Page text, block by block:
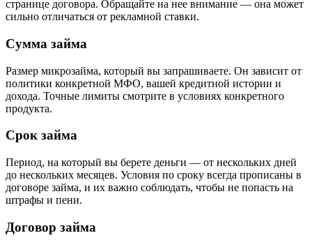
странице договора. Обращайте на нее внимание — она может
сильно отличаться от рекламной ставки.
Сумма займа
Размер микрозайма, который вы запрашиваете. Он зависит от
политики конкретной МФО, вашей кредитной истории и
дохода. Точные лимиты смотрите в условиях конкретного
продукта.
Срок займа
Период, на который вы берете деньги — от нескольких дней
до нескольких месяцев. Условия по сроку всегда прописаны в
договоре займа, и их важно соблюдать, чтобы не попасть на
штрафы и пени.
Договор займа